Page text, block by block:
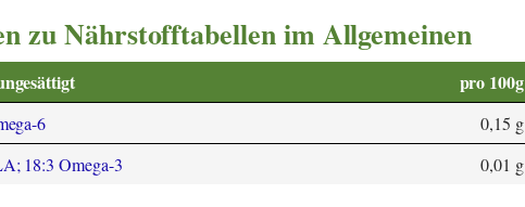
zu Nährstofftabellen im Allgemeinen
pro 100g
6 0,15 g
18:3 Omega-3
0,01 g